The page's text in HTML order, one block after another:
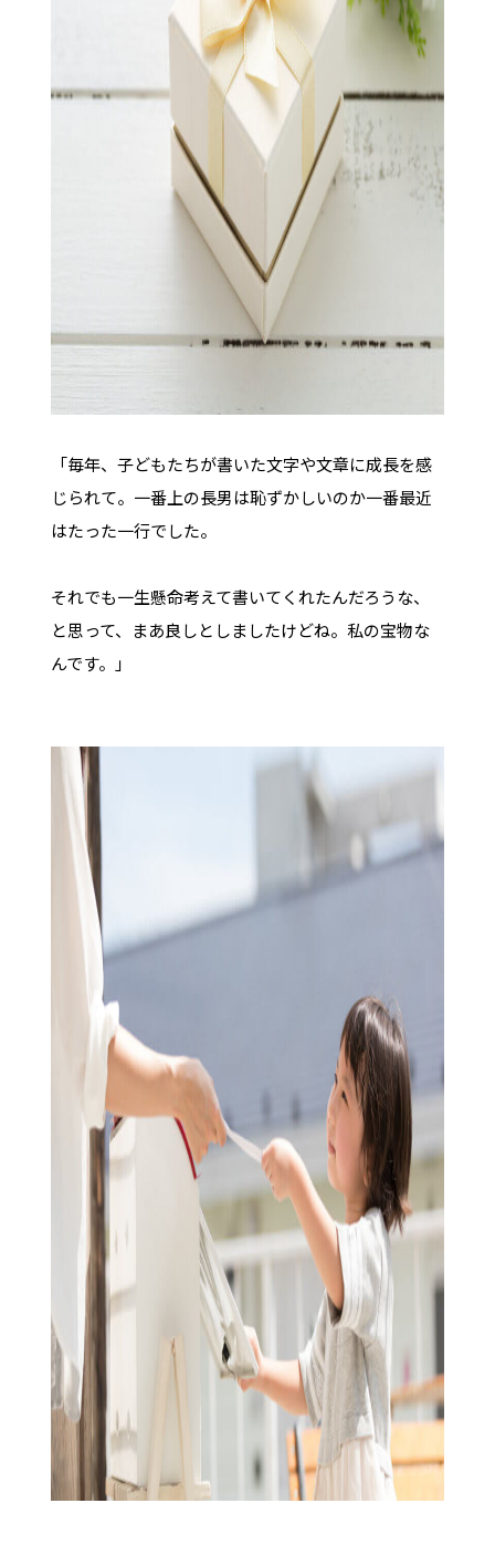
「毎年、子どもたちが書いた文字や文章に成長を感
じられて。一番上の長男は恥ずかしいのか一番最近
はたった一行でした。
それでも一生懸命考えて書いてくれたんだろうな、
と思って、まあ良しとしましたけどね。私の宝物な
んです。」